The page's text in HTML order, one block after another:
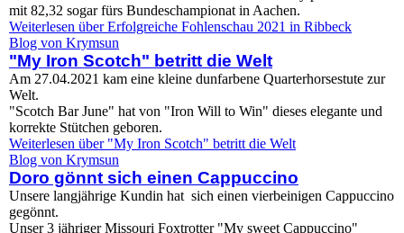
mit 82,32 sogar fürs Bundeschampionat in Aachen.
Weiterlesen über Erfolgreiche Fohlenschau 2021 in Ribbeck
Blog von Krymsun
"My Iron Scotch" betritt die Welt
Am 27.04.2021 kam eine kleine dunfarbene Quarterhorsestute zur
Welt.
"Scotch Bar June" hat von "Iron Will to Win" dieses elegante und
korrekte Stütchen geboren.
Weiterlesen über "My Iron Scotch" betritt die Welt
Blog von Krymsun
Doro gönnt sich einen Cappuccino
Unsere langjährige Kundin hat sich einen vierbeinigen Cappuccino
gegönnt.
Unser 3 jähriger Missouri Foxtrotter "My sweet Cappuccino"